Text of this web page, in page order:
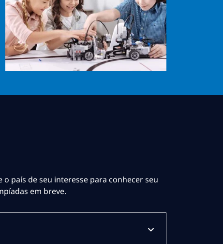
país de seu interesse para conhecer seu
em breve.